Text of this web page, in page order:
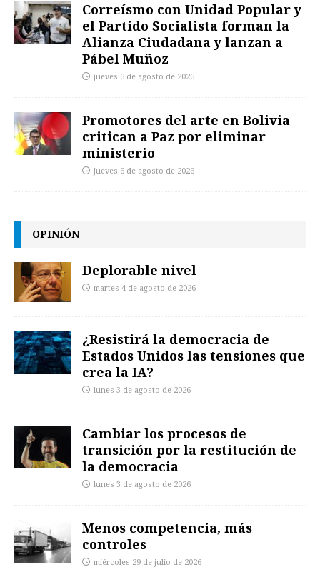
Correísmo con Unidad Popular y
el Partido Socialista forman la
Alianza Ciudadana y lanzan a
Pábel Muñoz
jueves 6 de agosto de 2026
Promotores del arte en Bolivia
critican a Paz por eliminar
ministerio
jueves 6 de agosto de 2026
OPINIÓN
Deplorable nivel
martes 4 de agosto de 2026
¿Resistirá la democracia de
Estados Unidos las tensiones que
crea la IA?
lunes 3 de agosto de 2026
Cambiar los procesos de
transición por la restitución de
la democracia
lunes 3 de agosto de 2026
Menos competencia, más
controles
miércoles 29 de julio de 2026